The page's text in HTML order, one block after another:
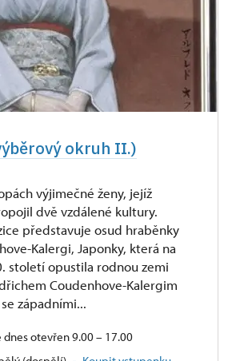
okruh II.)
výjimečné ženy, jejíž
dvě vzdálené kultury.
představuje osud hraběnky
Kalergi, Japonky, která na
století opustila rodnou zemi
Coudenhove-Kalergim
západními...
otevřen 9.00 – 17.00